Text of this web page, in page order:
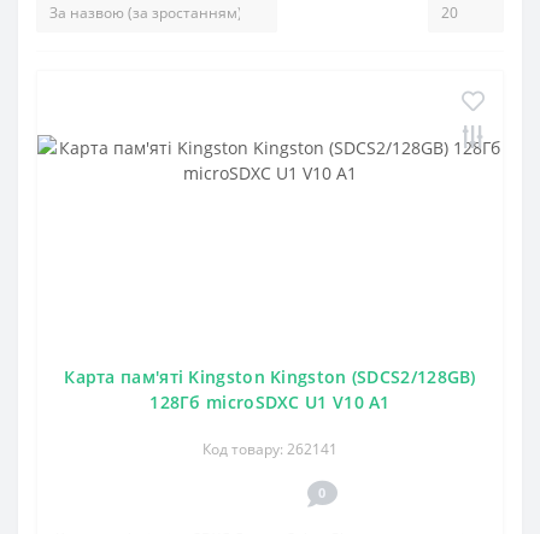
Карта пам'яті Kingston Kingston (SDCS2/128GB)
128Гб microSDXC U1 V10 A1
Код товару: 262141
0